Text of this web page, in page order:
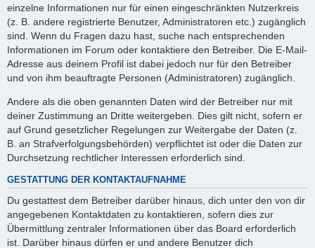
einzelne Informationen nur für einen eingeschränkten Nutzerkreis
(z. B. andere registrierte Benutzer, Administratoren etc.) zugänglich
sind. Wenn du Fragen dazu hast, suche nach entsprechenden
Informationen im Forum oder kontaktiere den Betreiber. Die E-Mail-
Adresse aus deinem Profil ist dabei jedoch nur für den Betreiber
und von ihm beauftragte Personen (Administratoren) zugänglich.
Andere als die oben genannten Daten wird der Betreiber nur mit
deiner Zustimmung an Dritte weitergeben. Dies gilt nicht, sofern er
auf Grund gesetzlicher Regelungen zur Weitergabe der Daten (z.
B. an Strafverfolgungsbehörden) verpflichtet ist oder die Daten zur
Durchsetzung rechtlicher Interessen erforderlich sind.
GESTATTUNG DER KONTAKTAUFNAHME
Du gestattest dem Betreiber darüber hinaus, dich unter den von dir
angegebenen Kontaktdaten zu kontaktieren, sofern dies zur
Übermittlung zentraler Informationen über das Board erforderlich
ist. Darüber hinaus dürfen er und andere Benutzer dich